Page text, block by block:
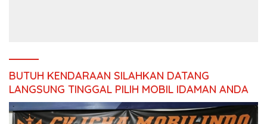
BUTUH KENDARAAN SILAHKAN DATANG
LANGSUNG TINGGAL PILIH MOBIL IDAMAN ANDA